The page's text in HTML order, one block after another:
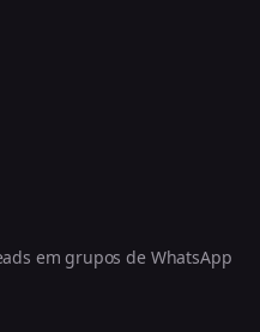
em grupos de WhatsApp